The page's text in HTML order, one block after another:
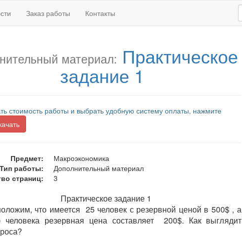
Заказ работы Контакты
материал: Практическое
задание 1
стоимость работы и выбрать удобную систему оплаты, нажмите
Предмет:
Макроэкономика
Тип работы:
Дополнительный материал
страниц:
3
Практическое задание 1
что имеется 25 человек с резервной ценой в 500$ , а
человека резервная цена составляет 200$. Как выглядит